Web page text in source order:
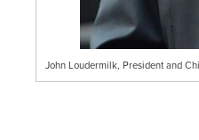
John Loudermilk, President and